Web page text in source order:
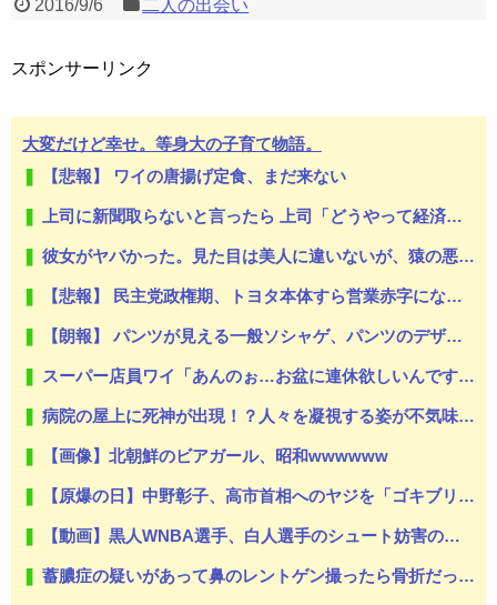
2016/9/6 二人の出会い
スポンサーリンク
大変だけど幸せ。等身大の子育て物語。
【悲報】 ワイの唐揚げ定食、まだ来ない
上司に新聞取らないと言ったら 上司「どうやって経済情報とか手に入れるんだ」ぼく「別にYahooニュースとかで良いじゃないんですか。新聞取ること自体が前時代的ですよ」→
彼女がヤバかった。見た目は美人に違いないが、猿の悪霊でも憑いてるんじゃないかってくらい強烈な女だった【え？】
【悲報】 民主党政権期、トヨタ本体すら営業赤字になる「超円高」…中小企業の景況も厳しい水準だった←これエグいよな
【朗報】 パンツが見える一般ソシャゲ、パンツのデザインが上方修正される
スーパー店員ワイ「あんのぉ…お盆に連休欲しいんですけど…」店長「ダメ」
病院の屋上に死神が出現！？人々を凝視する姿が不気味すぎて逮捕
【画像】北朝鮮のビアガール、昭和wwwwww
【原爆の日】中野彰子、高市首相へのヤジを「ゴキブリがいたら古新聞で叩くのと同じ」と擁護→「私は高市がゴキブリだなんて言ってませんよw」と勝利宣言
【動画】黒人WNBA選手、白人選手のシュート妨害のためジャンピング・ネックブリーカー・ドロップして退場処分→ロッカールームから「白人特権」と投稿して人種差別問題にすり替える
蓄膿症の疑いがあって鼻のレントゲン撮ったら骨折だった。そういや幼稚園の頃顔面着地したことがあったが、 母ちゃん当時気づかなかったのかよ・・・